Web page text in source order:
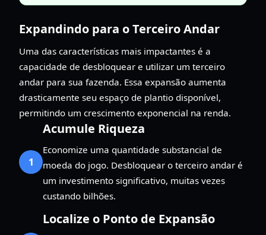
Expandindo para o Terceiro Andar
Uma das características mais impactantes é a
capacidade de desbloquear e utilizar um terceiro
andar para sua fazenda. Essa expansão aumenta
drasticamente seu espaço de plantio disponível,
permitindo um crescimento exponencial na renda.
1
Acumule Riqueza
Economize uma quantidade substancial de
moeda do jogo. Desbloquear o terceiro andar é
um investimento significativo, muitas vezes
custando bilhões.
Localize o Ponto de Expansão